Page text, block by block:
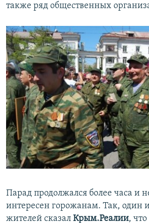
также ряд общественных
Парад продолжался более часа и
интересен горожанам. Так, один
жителей сказал Крым.Реалии,